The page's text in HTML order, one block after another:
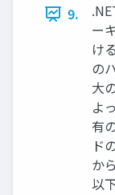
9.
ー
け
の
大
よ
有
ド
か
以